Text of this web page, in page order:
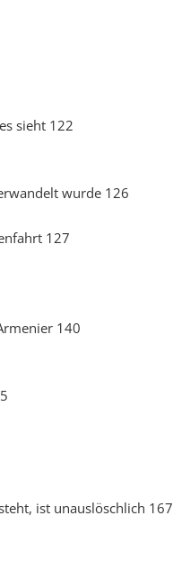
sieht 122
wurde 126
127
140
ist unauslöschlich 167